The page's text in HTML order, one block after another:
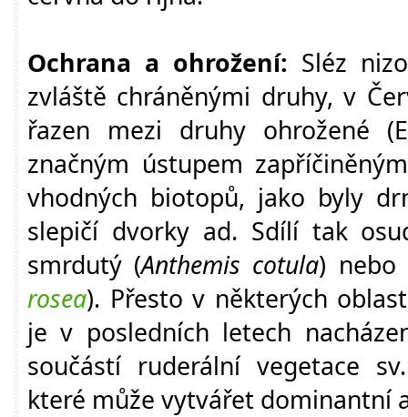
Ochrana a ohrožení: Sléz
zvláště chráněnými druhy, v
řazen mezi druhy ohrožené
značným ústupem
vhodných biotopů, jako byly
slepičí dvorky ad. Sdílí tak
smrdutý (Anthemis cotula) nebo
rosea). Přesto v některých
je v posledních letech
součástí ruderální vegetace
které může vytvářet dominantní